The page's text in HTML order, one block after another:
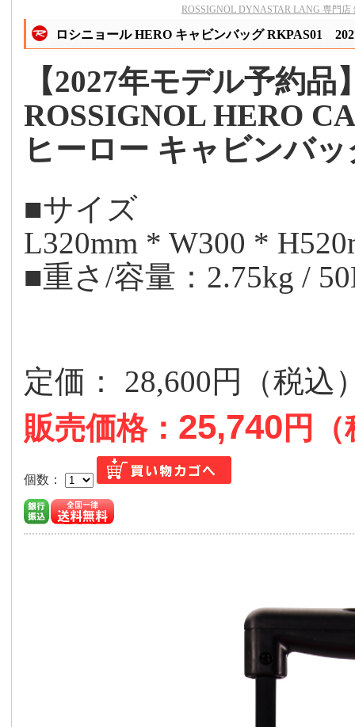
ROSSIGNOL DYNASTAR LANG 専門店
ロシニョール HERO キャビンバッグ RKPAS01
【2027年モデル予約品
ROSSIGNOL HERO
ヒーロー キャビンバッ
■サイズ
L320mm * W300 *
■重さ/容量：2.75kg /
定価： 28,600円（税込
販売価格： 25,740 円
個数：